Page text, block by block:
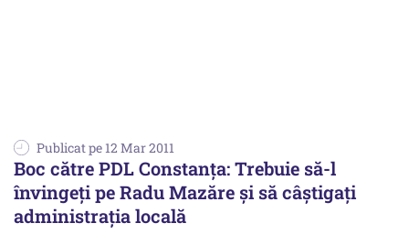
Publicat pe 12 Mar 2011
Boc către PDL Constanța: Trebuie să-l
învingeți pe Radu Mazăre și să câștigați
administrația locală